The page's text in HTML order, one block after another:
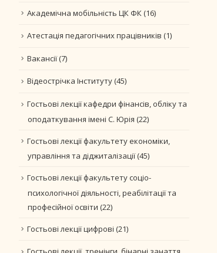
Академічна мобільність ЦК ФК(16)
Атестація педагогічних працівників (1)
Вакансії(7)
Відеострічка Інституту(45)
Гостьові лекції кафедри фінансів, обліку та
оподаткування імені С. Юрія (22)
Гостьові лекції факультету економіки,
управління та діджиталізації(45)
Гостьові лекції факультету соціо-
психологічної діяльності, реабілітації та
професійної освіти (22)
Гостьові лекції цифрові (21)